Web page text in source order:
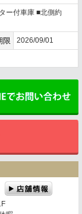
ー付車庫 ■北側約
限 2026/09/01
せ